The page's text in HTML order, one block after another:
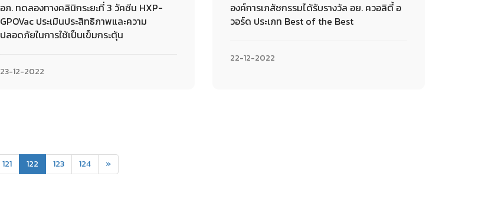
อภ. ทดลองทางคลินิกระยะที่ 3 วัคซีน HXP-
GPOVac ประเมินประสิทธิภาพและความ
ปลอดภัยในการใช้เป็นเข็มกระตุ้น
23-12-2022
องค์การเภสัชกรรมได้รับรางวัล อย. ควอลิตี้ อ
วอร์ด ประเภท Best of the Best
22-12-2022
121 122 (current)
123 124 »